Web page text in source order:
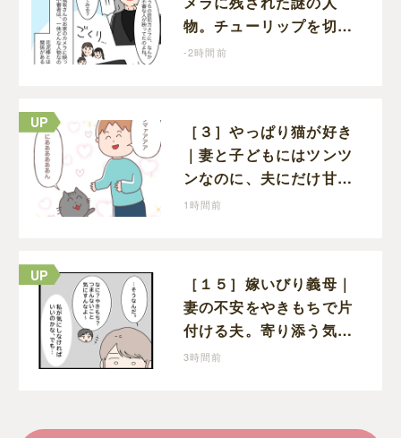
物。チューリップを切っ
た犯人につながる証拠に
-2時間前
［３］やっぱり猫が好き
｜妻と子どもにはツンツ
ンなのに、夫にだけ甘え
ん坊になる猫のギャップ
1時間前
［１５］嫁いびり義母｜
妻の不安をやきもちで片
付ける夫。寄り添う気の
ない態度にモヤモヤが募
3時間前